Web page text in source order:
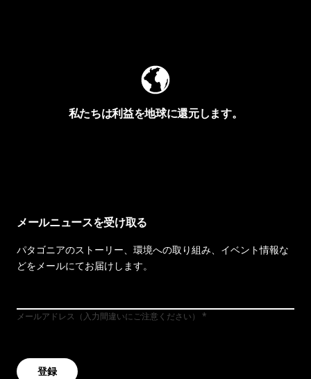
私たちは利益を地球に還元します。
メールニュースを受け取る
パタゴニアのストーリー、環境への取り組み、イベント情報な
どをメールにてお届けします。
メールアドレス（入力間違いにご注意ください）
登録